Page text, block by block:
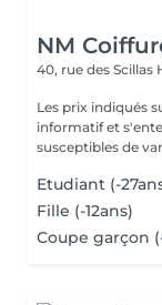
NM
40, rue des Scillas
Les prix indiqués
informatif et
susceptibles de
Etudiant (-
Fille (-12ans)
Coupe garçon